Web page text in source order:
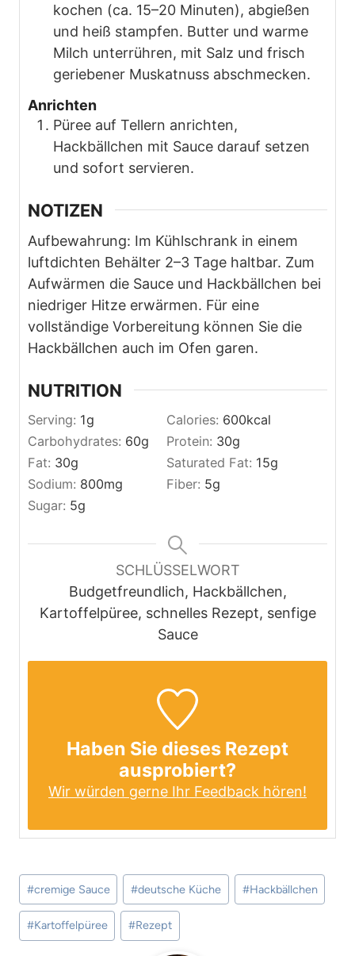
kochen (ca. 15–20 Minuten), abgießen
und heiß stampfen. Butter und warme
Milch unterrühren, mit Salz und frisch
geriebener Muskatnuss abschmecken.
Anrichten
Püree auf Tellern anrichten,
Hackbällchen mit Sauce darauf setzen
und sofort servieren.
NOTIZEN
Aufbewahrung: Im Kühlschrank in einem
luftdichten Behälter 2–3 Tage haltbar. Zum
Aufwärmen die Sauce und Hackbällchen bei
niedriger Hitze erwärmen. Für eine
vollständige Vorbereitung können Sie die
Hackbällchen auch im Ofen garen.
NUTRITION
Serving: 1g Calories: 600kcal
Carbohydrates: 60g Protein: 30g
Fat: 30g Saturated Fat: 15g
Sodium: 800mg Fiber: 5g
Sugar: 5g
SCHLÜSSELWORT
Budgetfreundlich, Hackbällchen,
Kartoffelpüree, schnelles Rezept, senfige
Sauce
Haben Sie dieses Rezept
ausprobiert?
Wir würden gerne Ihr Feedback hören!
Schlagworte:
#cremige Sauce #deutsche Küche #Hackbällchen
#Kartoffelpüree #Rezept